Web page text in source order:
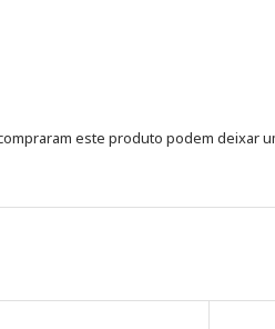
este produto podem deixar